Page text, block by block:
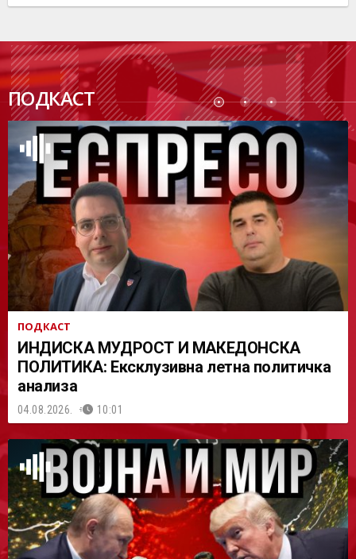
ПОДКАСТ
ПОДК
АСТ
ПОДКАСТ
ИНДИСКА МУДРОСТ И МАКЕДОНСКА
ПОЛИТИКА: Ексклузивна летна политичка
анализа
04.08.2026. 10:01